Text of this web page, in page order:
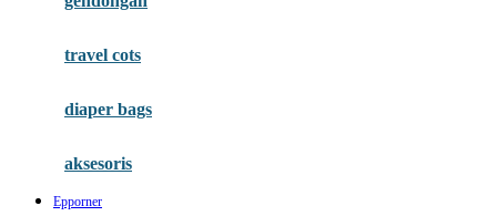
Gb
travel cots
diaper bags
aksesoris
Epporner